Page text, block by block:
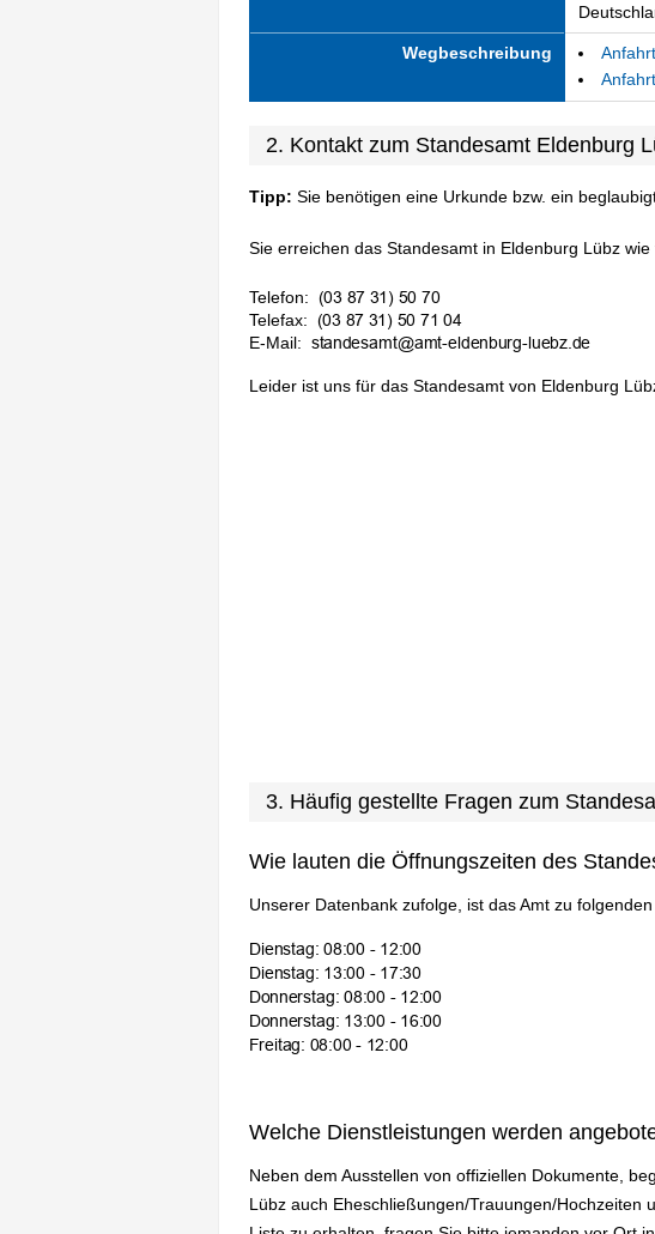
Wegbeschreibung
2. Kontakt zum Standesamt Eldenburg
Tipp: Sie benötigen eine Urkunde bzw. ein
Sie erreichen das Standesamt in Eldenburg Lübz wie
Telefon:
Telefax:
E-Mail:
Leider ist uns für das Standesamt von Eldenburg
3. Häufig gestellte Fragen zum
Wie lauten die Öffnungszeiten des
Unserer Datenbank zufolge, ist das Amt zu
Welche Dienstleistungen werden
Neben dem Ausstellen von offiziellen Dokumente,
Lübz auch Eheschließungen/Trauungen/Hochzeiten